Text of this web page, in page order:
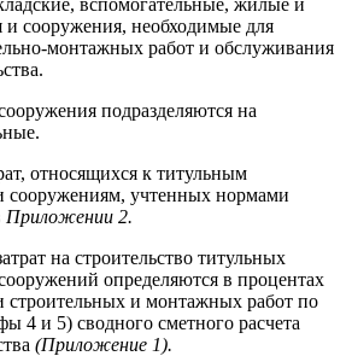
и сооружения, необходимые для
монтажных работ и обслуживания
подразделяются на
относящихся к титульным
сооружениям, учтенных нормами
Приложении 2.
на строительство титульных
определяются в процентах
строительных и монтажных работ по
4 и 5) сводного сметного расчета
(Приложение 1).